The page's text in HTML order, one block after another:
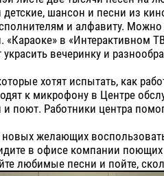
детские, шансон и песни из
и алфавиту.
в «Интерактивном
вечеринку и
хотят испытать, как
к микрофону в Центре
поют. Работники центра
новых желающих
в офисе компании
любимые песни и пойте,